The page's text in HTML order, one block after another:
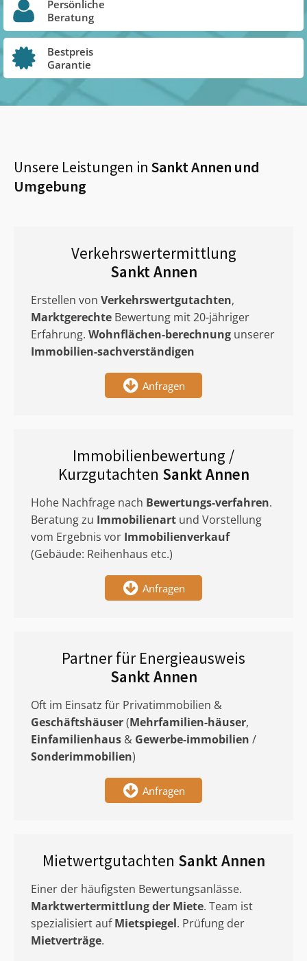
Persönliche
Beratung
Bestpreis
Garantie
Unsere Leistungen in Sankt Annen und
Umgebung
Verkehrswertermittlung
Sankt Annen
Erstellen von Verkehrswertgutachten,
Marktgerechte Bewertung mit 20-jähriger
Erfahrung. Wohnflächen-berechnung unserer
Immobilien-sachverständigen
Anfragen
Immobilienbewertung /
Kurzgutachten Sankt Annen
Hohe Nachfrage nach Bewertungs-verfahren.
Beratung zu Immobilienart und Vorstellung
vom Ergebnis vor Immobilienverkauf
(Gebäude: Reihenhaus etc.)
Anfragen
Partner für Energieausweis
Sankt Annen
Oft im Einsatz für Privatimmobilien &
Geschäftshäuser(Mehrfamilien-häuser,
Einfamilienhaus & Gewerbe-immobilien /
Sonderimmobilien)
Anfragen
Mietwertgutachten Sankt Annen
Einer der häufigsten Bewertungsanlässe.
Marktwertermittlungder Miete. Team ist
spezialisiert aufMietspiegel. Prüfung der
Mietverträge.